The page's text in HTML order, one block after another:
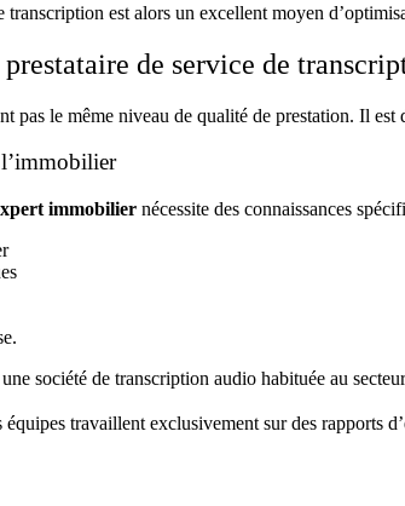
transcription est alors un excellent moyen
de service de
pas le même niveau de qualité de prestation. Il
immobilier nécessite des connaissances
société de transcription audio habituée au
travaillent exclusivement sur des rapports